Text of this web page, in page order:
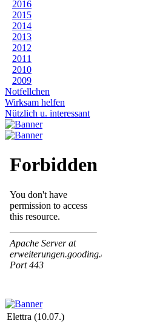
2016
2015
2014
2013
2012
2011
2010
2009
Notfellchen
Wirksam helfen
Nützlich u. interessant
Elettra (10.07.)